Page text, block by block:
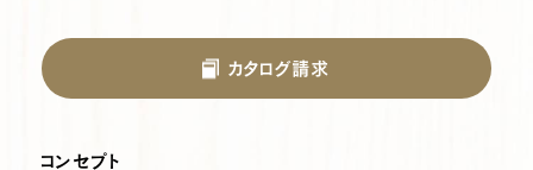
カタログ請求
コンセプト